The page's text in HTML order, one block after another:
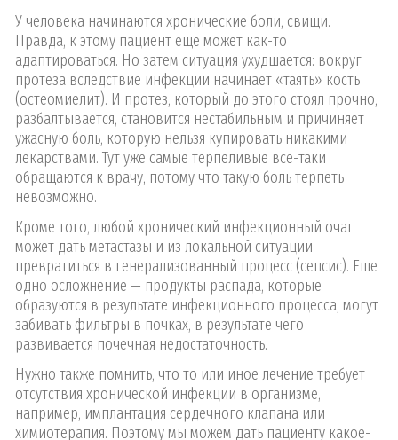
У человека начинаются хронические боли, свищи.
Правда, к этому пациент еще может как-то
адаптироваться. Но затем ситуация ухудшается: вокруг
протеза вследствие инфекции начинает «таять» кость
(остеомиелит). И протез, который до этого стоял прочно,
разбалтывается, становится нестабильным и причиняет
ужасную боль, которую нельзя купировать никакими
лекарствами. Тут уже самые терпеливые все-таки
обращаются к врачу, потому что такую боль терпеть
невозможно.
Кроме того, любой хронический инфекционный очаг
может дать метастазы и из локальной ситуации
превратиться в генерализованный процесс (сепсис). Еще
одно осложнение — продукты распада, которые
образуются в результате инфекционного процесса, могут
забивать фильтры в почках, в результате чего
развивается почечная недостаточность.
Нужно также помнить, что то или иное лечение требует
отсутствия хронической инфекции в организме,
например, имплантация сердечного клапана или
химиотерапия. Поэтому мы можем дать пациенту какое-